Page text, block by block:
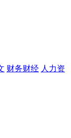
财务财经 人力资